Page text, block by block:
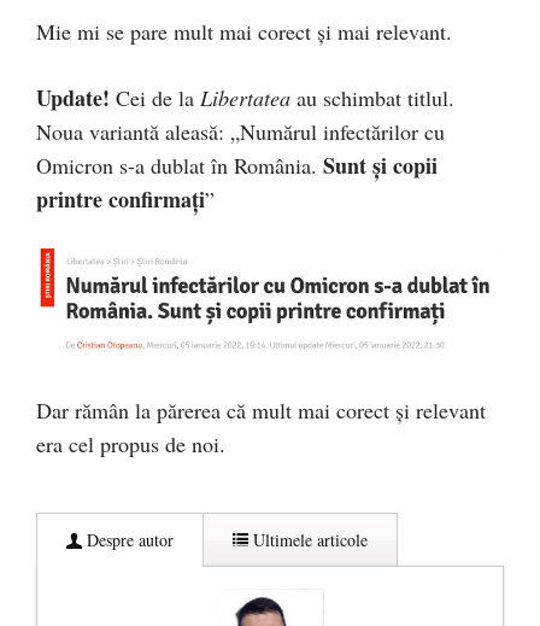
Mie mi se pare mult mai corect și mai relevant.
Update! Cei de la Libertatea au schimbat titlul.
Noua variantă aleasă: „Numărul infectărilor cu
Omicron s-a dublat în România. Sunt și copii
printre confirmați”
Dar rămân la părerea că mult mai corect și relevant
era cel propus de noi.
Despre autor Ultimele articole